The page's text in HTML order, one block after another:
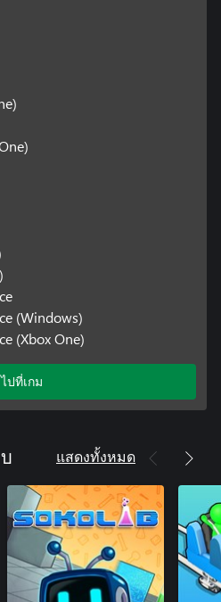
(Windows)
(Xbox One)
ไปที่เกม
แสดงทั้งหมด